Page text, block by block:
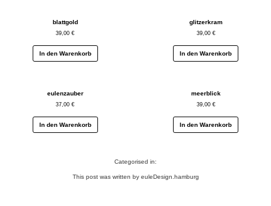
blattgold
39,00€
In den Warenkorb
glitzerkram
39,00 €
In den Warenkorb
eulenzauber
37,00€
In den Warenkorb
meerblick
39,00 €
In den Warenkorb
Categorised in:
This post was written by euleDesign.hamburg